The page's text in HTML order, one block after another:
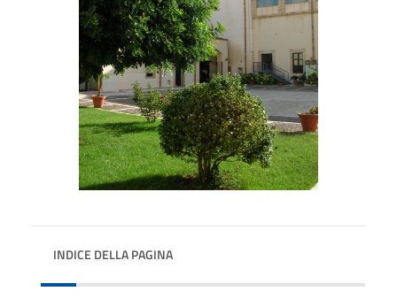
INDICE DELLA PAGINA